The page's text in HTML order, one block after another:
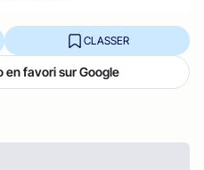
CLASSER
favori sur Google